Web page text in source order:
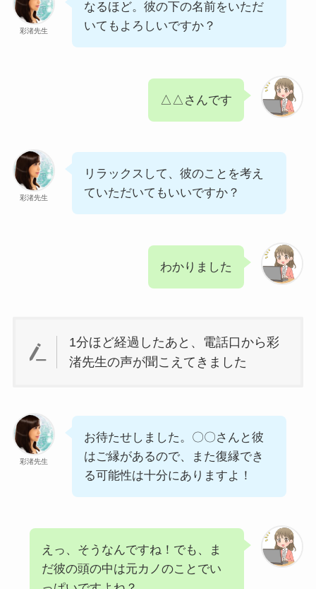
彩渚先生
なるほど。彼の下の名前をいただ
いてもよろしいですか？
△△さんです
彩渚先生
リラックスして、彼のことを考え
ていただいてもいいですか？
わかりました
1分ほど経過したあと、電話口から彩
渚先生の声が聞こえてきました
彩渚先生
お待たせしました。〇〇さんと彼
はご縁があるので、また復縁でき
る可能性は十分にありますよ！
えっ、そうなんですね！でも、ま
だ彼の頭の中は元カノのことでい